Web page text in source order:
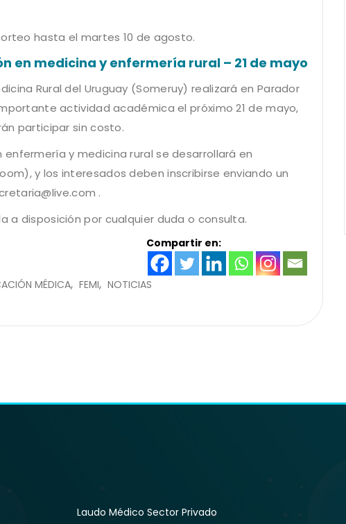
hasta el martes 10 de agosto.
en medicina y enfermería rural – 21 de mayo
Rural del Uruguay (Someruy) realizará en Parador
actividad académica el próximo 21 de mayo,
participar sin costo.
y medicina rural se desarrollará en
y los interesados deben inscribirse enviando un
.
a disposición por cualquier duda o consulta.
Compartir en:
MÉDICA FEMI NOTICIAS
Laudo Médico Sector Privado